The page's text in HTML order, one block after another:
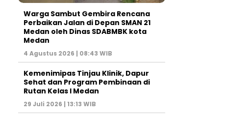
Warga Sambut Gembira Rencana
Perbaikan Jalan di Depan SMAN 21
Medan oleh Dinas SDABMBK kota
Medan
4 Agustus 2026 | 08:43 WIB
Kemenimipas Tinjau Klinik, Dapur
Sehat dan Program Pembinaan di
Rutan Kelas I Medan
29 Juli 2026 | 13:13 WIB